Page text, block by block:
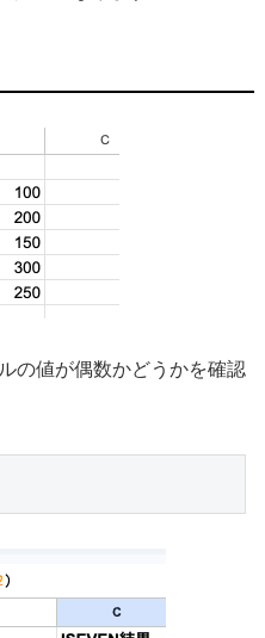
の値が偶数かどうかを確認